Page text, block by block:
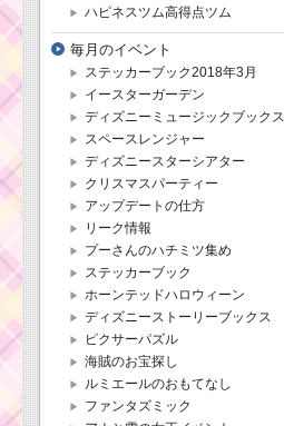
ハピネスツム高得点ツム
毎月のイベント
ステッカーブック2018年3月
イースターガーデン
ディズニーミュージックブックス
スペースレンジャー
ディズニースターシアター
クリスマスパーティー
アップデートの仕方
リーク情報
プーさんのハチミツ集め
ステッカーブック
ホーンテッドハロウィーン
ディズニーストーリーブックス
ピクサーパズル
海賊のお宝探し
ルミエールのおもてなし
ファンタズミック